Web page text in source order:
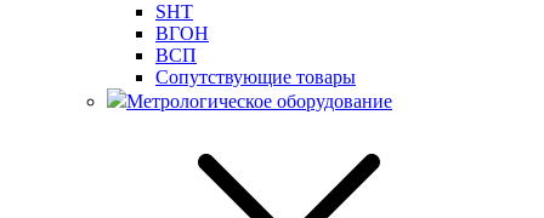
SHT
ВГОН
ВСП
Сопутствующие товары
Метрологическое оборудование